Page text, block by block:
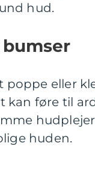
hud.
eller
føre til
huden.